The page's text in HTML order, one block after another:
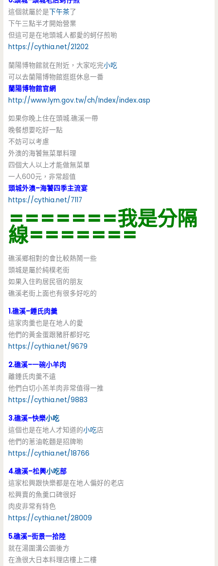
這個就屬於是下午茶了
下午三點半才開始營業
但這可是在地頭城人都愛的蚵仔煎喲
https://cythia.net/21202
蘭陽博物館就在附近，大家吃完小吃
可以去蘭陽博物館逛逛休息一番
蘭陽博物館官網
http://www.lym.gov.tw/ch/Index/index.asp
如果你晚上住在頭城.礁溪一帶
晚餐想要吃好一點
不妨可以考慮
外澳的海饕無菜單料理
四個大人以上才能做無菜單
一人600元，非常超值
頭城外澳–海饕四季主流宴
https://cythia.net/7117
=======我是分隔
線=======
礁溪鄉相對的會比較熱鬧一些
頭城是屬於純樸老街
如果入住昀居民宿的朋友
礁溪老街上面也有很多好吃的
1.礁溪–鍾氏肉羹
這家肉羹也是在地人的愛
他們的黃金蛋跟豬肝都好吃
https://cythia.net/9679
2.礁溪–一碗小羊肉
離鍾氏肉羹不遠
他們白切小羔羊肉非常值得一推
https://cythia.net/9883
3.礁溪–快樂小吃
這個也是在地人才知道的小吃店
他們的蔥油乾麵是招牌喲
https://cythia.net/18766
4.礁溪–松興小吃部
這家松興跟快樂都是在地人偏好的老店
松興賣的魚羹口碑很好
肉皮非常有特色
https://cythia.net/28009
5.礁溪–街景一拾陸
就在湯圍溝公園後方
在漁很大日本料理店樓上二樓